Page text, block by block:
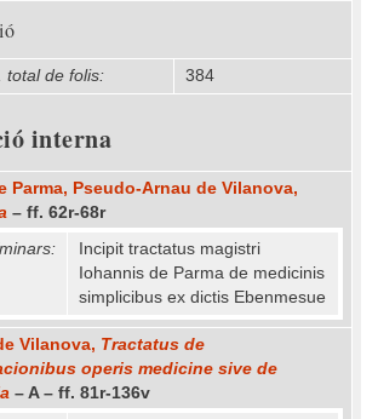
total de folis: 384
interna
Parma, Pseudo-Arnau de Vilanova,
– ff. 62r-68r
Incipit tractatus magistri
Iohannis de Parma de medicinis
simplicibus ex dictis Ebenmesue
Vilanova, Tractatus de
operis medicine sive de
– A – ff. 81r-136v